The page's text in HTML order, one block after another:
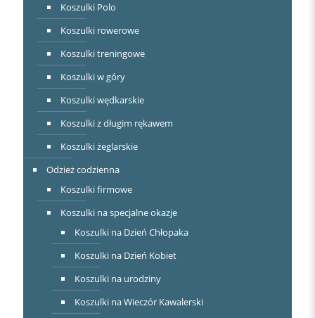
Koszulki Polo
Koszulki rowerowe
Koszulki treningowe
Koszulki w góry
Koszulki wędkarskie
Koszulki z długim rękawem
Koszulki żeglarskie
Odzież codzienna
Koszulki firmowe
Koszulki na specjalne okazje
Koszulki na Dzień Chłopaka
Koszulki na Dzień Kobiet
Koszulki na urodziny
Koszulki na Wieczór Kawalerski